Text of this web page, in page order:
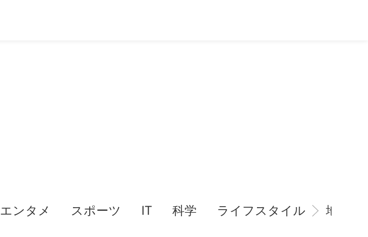
エンタメ スポーツ IT 科学 ライフスタイル 地域情